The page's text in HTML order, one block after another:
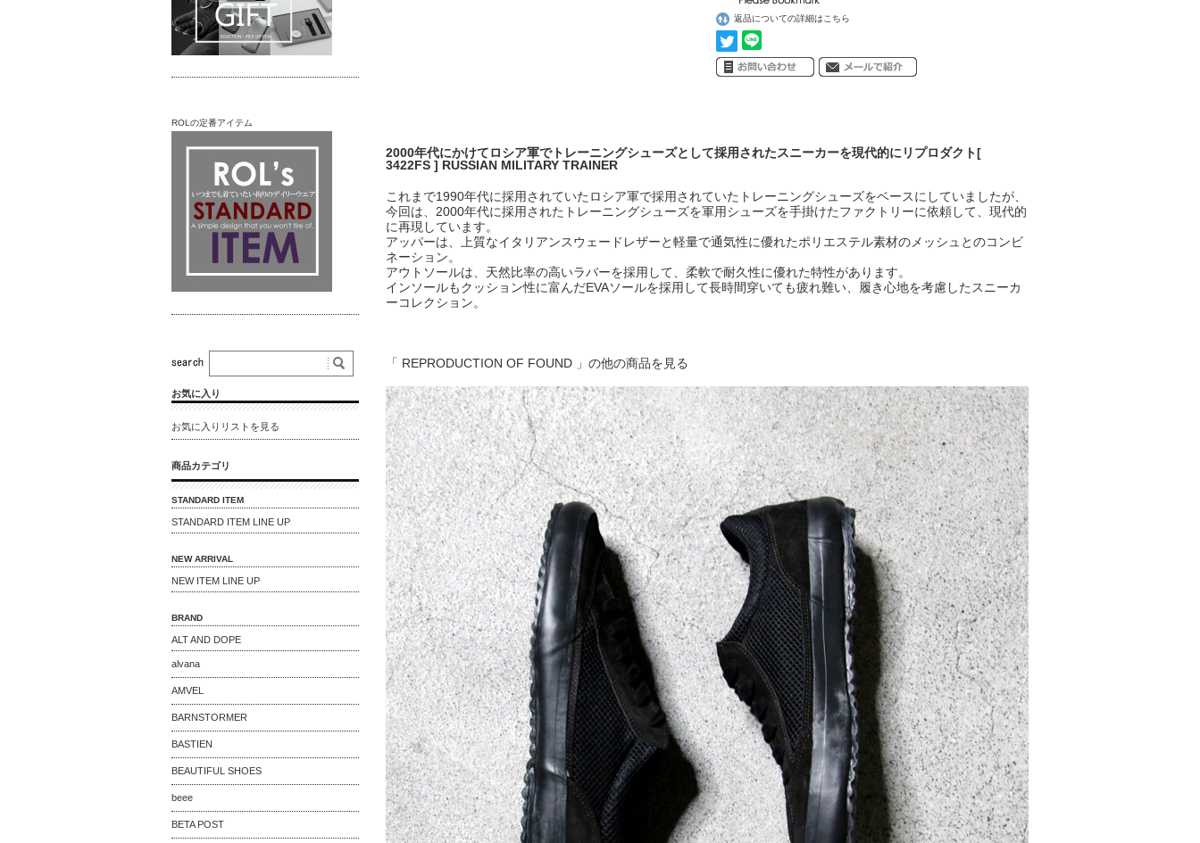
返品についての詳細はこちら
2000年代にかけてロシア軍でトレーニングシューズとして採用されたスニーカーを現代的にリプロダクト[
3422FS ] RUSSIAN MILITARY TRAINER
これまで1990年代に採用されていたロシア軍で採用されていたトレーニングシューズをベースにしていましたが、
今回は、2000年代に採用されたトレーニングシューズを軍用シューズを手掛けたファクトリーに依頼して、現代的
に再現しています。
アッパーは、上質なイタリアンスウェードレザーと軽量で通気性に優れたポリエステル素材のメッシュとのコンビ
ネーション。
アウトソールは、天然比率の高いラバーを採用して、柔軟で耐久性に優れた特性があります。
インソールもクッション性に富んだEVAソールを採用して長時間穿いても疲れ難い、履き心地を考慮したスニーカ
ーコレクション。
「 REPRODUCTION OF FOUND 」の他の商品を見る
ROLの定番アイテム
お気に入り
お気に入りリストを見る
商品カテゴリ
STANDARD ITEM
STANDARD ITEM LINE UP
NEW ARRIVAL
NEW ITEM LINE UP
BRAND
ALT AND DOPE
alvana
AMVEL
BARNSTORMER
BASTIEN
BEAUTIFUL SHOES
beee
BETA POST